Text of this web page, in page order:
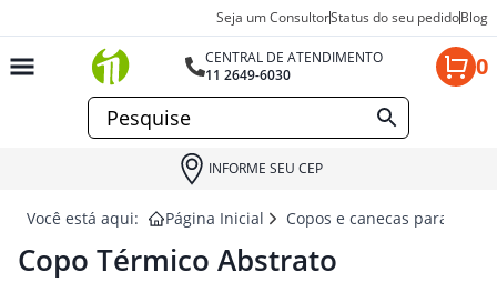
Seja um ConsultorStatus do seu pedidoBlog
CENTRAL DE ATENDIMENTO
11 2649-6030
0
INFORME SEU CEP
Você está aqui: Página Inicial Copos e canecas para
Copo Térmico Abstrato